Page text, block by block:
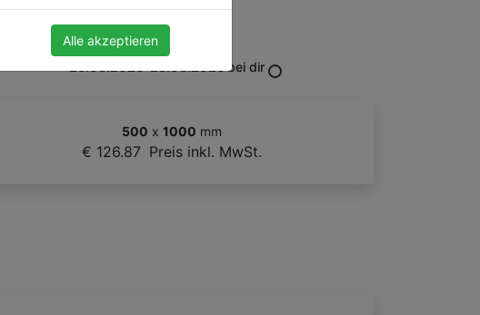
Alle akzeptierenDeutschland
bei dir
500 x 1000 mm
€ 126.87 Preis inkl. MwSt.